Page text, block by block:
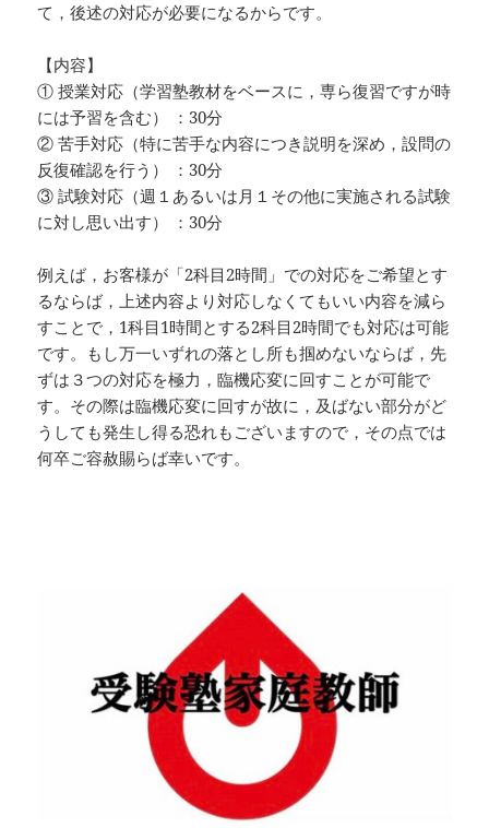
て，後述の対応が必要になるからです。
【内容】
① 授業対応（学習塾教材をベースに，専ら復習ですが時
には予習を含む） ：30分
② 苦手対応（特に苦手な内容につき説明を深め，設問の
反復確認を行う） ：30分
③ 試験対応（週１あるいは月１その他に実施される試験
に対し思い出す） ：30分
例えば，お客様が「2科目2時間」での対応をご希望とす
るならば，上述内容より対応しなくてもいい内容を減ら
すことで，1科目1時間とする2科目2時間でも対応は可能
です。もし万一いずれの落とし所も掴めないならば，先
ずは３つの対応を極力，臨機応変に回すことが可能で
す。その際は臨機応変に回すが故に，及ばない部分がど
うしても発生し得る恐れもございますので，その点では
何卒ご容赦賜らば幸いです。